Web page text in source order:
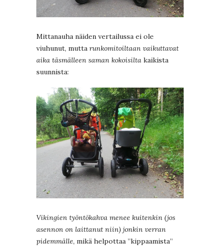
Mittanauha näiden vertailussa ei ole
viuhunut, mutta runkomitoiltaan vaikuttavat
aika täsmälleen saman kokoisilta kaikista
suunnista:
Vikingien työntökahva menee kuitenkin (jos
asennon on laittanut niin) jonkin verran
pidemmälle, mikä helpottaa ”kippaamista”